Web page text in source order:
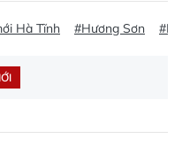
Hà Tĩnh #Hương Sơn